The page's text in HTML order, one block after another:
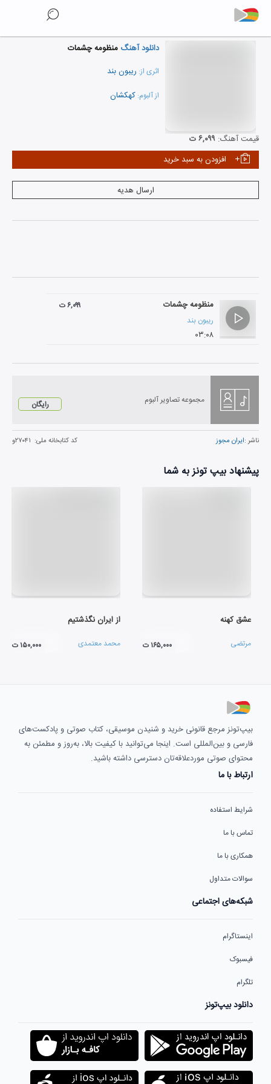
دانلود آهنگ منظومه چشمات
اثری از: ریبون بند
از آلبوم: کهکشان
قیمت آهنگ: ۶,۰۹۹ ت
افزودن به سبد خرید
ارسال هدیه
منظومه چشمات
ریبون بند
۰۳:۰۸
۶,۰۹۹ ت
مجموعه تصاویر آلبوم رایگان
ناشر :ایران مجوز کد کتابخانه ملی: ۲۷۰۴۱و
پیشنهاد بیپ تونز به شما
عشق کهنه
مرتضی ۱۶۵,۰۰۰ ت
از ایران نگذشتیم
محمد معتمدی ۱۵۰,۰۰۰ ت
بیپ‌تونز مرجع قانونی خرید و شنیدن موسیقی، کتاب صوتی و پادکست‌های
فارسی و بین‌المللی است. اینجا می‌توانید با کیفیت بالا، به‌روز و مطمئن به
محتوای صوتی موردعلاقه‌تان دسترسی داشته باشید.
ارتباط با ما
شرایط استفاده
تماس با ما
همکاری با ما
سوالات متداول
شبکه‌های اجتماعی
اینستاگرام
فیسبوک
تلگرام
دانلود بیپ‌تونز